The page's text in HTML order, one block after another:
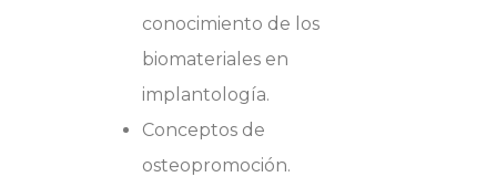
conocimiento de los
biomateriales en
implantología.
Conceptos de
osteopromoción.